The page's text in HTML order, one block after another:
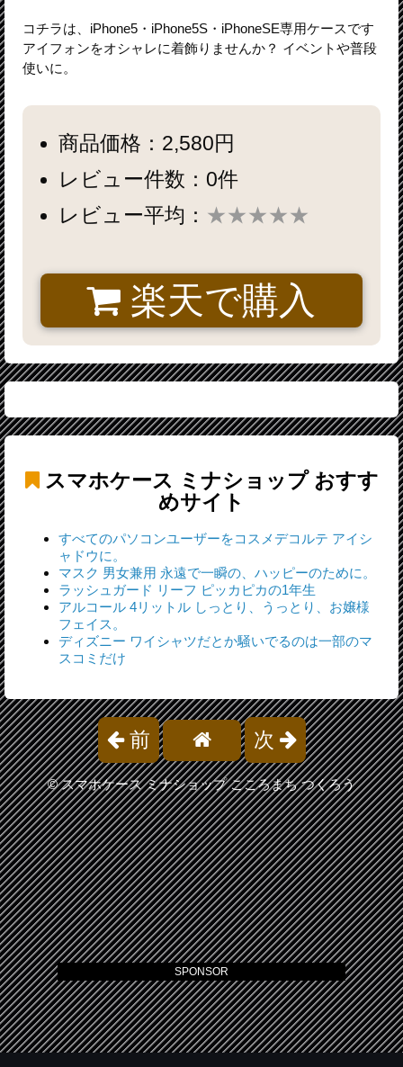
コチラは、iPhone5・iPhone5S・iPhoneSE専用ケースです
アイフォンをオシャレに着飾りませんか？ イベントや普段
使いに。
商品価格：2,580円
レビュー件数：0件
レビュー平均： ★★★★★
楽天で購入
スマホケース ミナショップおすす
めサイト
すべてのパソコンユーザーをコスメデコルテ アイシ
ャドウに。
マスク 男女兼用 永遠で一瞬の、ハッピーのために。
ラッシュガード リーフ ピッカピカの1年生
アルコール 4リットル しっとり、うっとり、お嬢様
フェイス。
ディズニー ワイシャツだとか騒いでるのは一部のマ
スコミだけ
前 次
©スマホケース ミナショップ こころまち つくろう
SPONSOR